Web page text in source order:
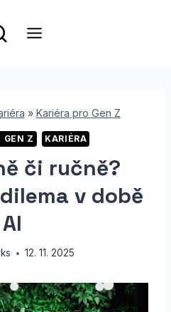
» Kariéra pro Gen Z
GEN Z KARIÉRA
či ručně?
v době
AI
12. 11. 2025